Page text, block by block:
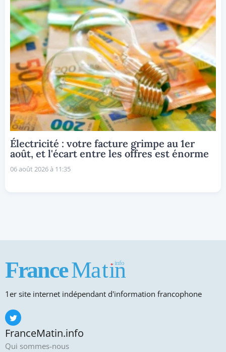
Électricité : votre facture grimpe au 1er
août, et l'écart entre les offres est énorme
06 août 2026 à 11:35
1er site internet indépendant d'information francophone
FranceMatin.info
Qui sommes-nous